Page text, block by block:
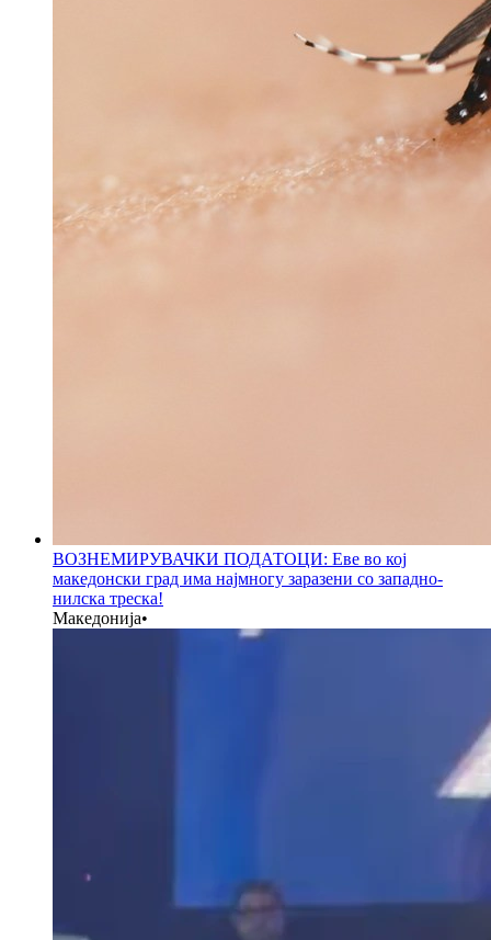
ВОЗНЕМИРУВАЧКИ ПОДАТОЦИ: Еве во кој
македонски град има најмногу заразени со западно-
нилска треска!
Македонија•